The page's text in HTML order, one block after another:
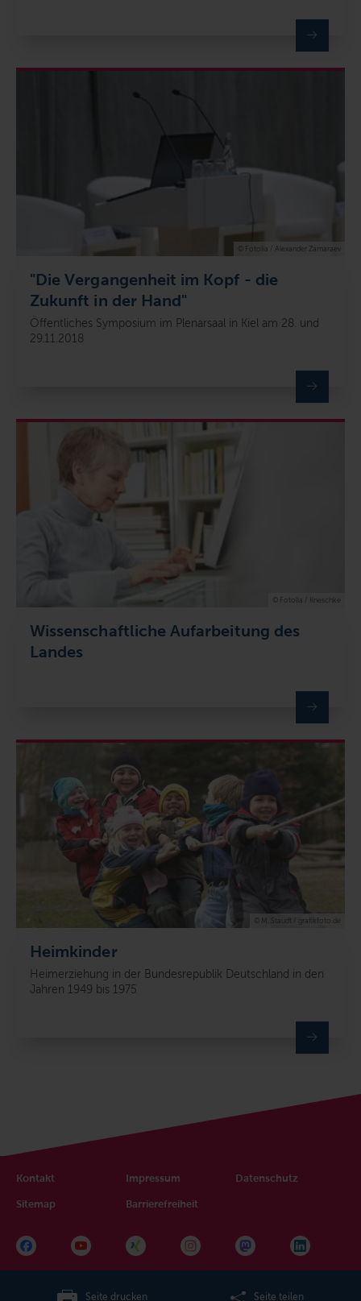
"Die Vergangenheit im Kopf - die
Zukunft in der Hand"
Öffentliches Symposium im Plenarsaal in Kiel am 28. und
29.11.2018
© Fotolia / Alexander Zamaraev
Wissenschaftliche Aufarbeitung des
Landes
© Fotolia / Kneschke
Heimkinder
Heimerziehung in der Bundesrepublik Deutschland in den
Jahren 1949 bis 1975
© M. Staudt / grafikfoto.de
Kontakt Impressum Datenschutz
Sitemap Barrierefreiheit
Seite drucken Seite teilen